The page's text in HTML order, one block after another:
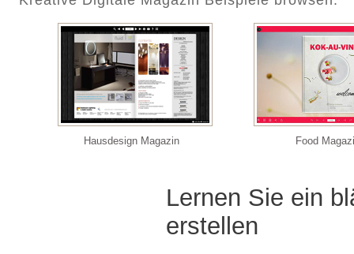
Hausdesign Magazin Food
Lernen Sie ein
erstellen